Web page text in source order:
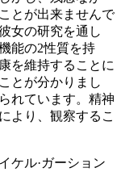
とが出来ませんで
女の研究を通し
能の2性質を持
を維持することに
とが分かりまし
れています。精神
より、観察するこ
ケル·ガーション